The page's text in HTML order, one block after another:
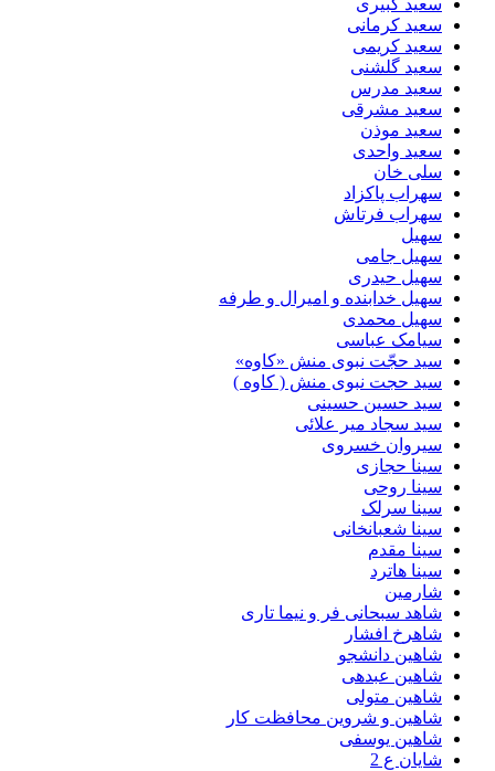
سعید کبیری
سعید کرمانی
سعید کریمی
سعید گلشنی
سعید مدرس
سعید مشرقی
سعید موذن
سعید واحدی
سلی خان
سهراب پاکزاد
سهراب فرتاش
سهیل
سهیل جامی
سهیل حیدری
سهیل خدابنده و امیرال و طرفه
سهیل محمدی
سیامک عباسی
سید حجّت نبوی منش «کاوه»
سید حجت نبوی منش ( کاوه )
سید حسین حسینى
سید سجاد میر علائی
سیروان خسروی
سینا حجازی
سینا روحی
سینا سرلک
سینا شعبانخانی
سینا مقدم
سینا هاترد
شارمین
شاهد سبحانی فر و نیما تاری
شاهرخ افشار
شاهین دانشجو
شاهین عبدهی
شاهین متولی
شاهین و شروین محافظت کار
شاهین یوسفی
شایان ع 2